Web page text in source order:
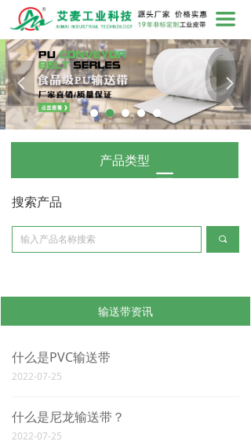
끀
넳 넲
产品类型
끀
搜索产品
끠
输送带资讯
什么是PVC输送带
2022-07-25
什么是尼龙输送带？
2022-07-25